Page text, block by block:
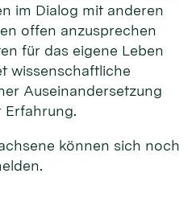
im Dialog mit anderen
offen anzusprechen
für das eigene Leben
wissenschaftliche
Auseinandersetzung
Erfahrung.
können sich noch